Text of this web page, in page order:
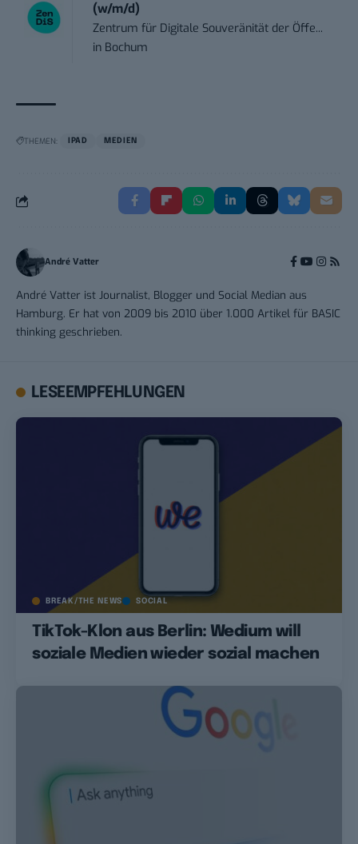
(w/m/d)
Zentrum für Digitale Souveränität der Öffe...
in Bochum
THEMEN: IPAD MEDIEN
André Vatter
André Vatter ist Journalist, Blogger und Social Median aus
Hamburg. Er hat von 2009 bis 2010 über 1.000 Artikel für BASIC
thinking geschrieben.
LESEEMPFEHLUNGEN
BREAK/THE NEWS SOCIAL
TikTok-Klon aus Berlin: Wedium will
soziale Medien wieder sozial machen